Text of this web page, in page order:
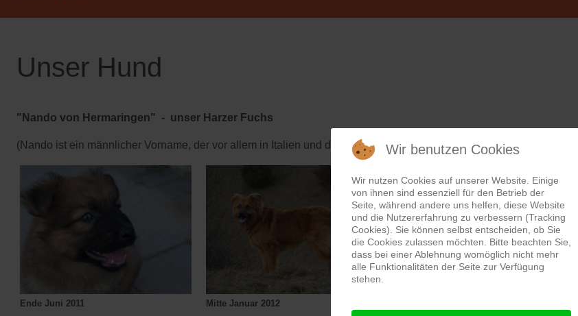
Unser Hund
"Nando von Hermaringen" - unser Harzer Fuchs
(Nando ist ein männlicher Vorname, der vor allem in Italien und der Schweiz verbreitet ist)
Ende Juni 2011 Mitte Januar 2012
Wir benutzen Cookies
Wir nutzen Cookies auf unserer Website. Einige
von ihnen sind essenziell für den Betrieb der
Seite, während andere uns helfen, diese Website
und die Nutzererfahrung zu verbessern (Tracking
Cookies). Sie können selbst entscheiden, ob Sie
die Cookies zulassen möchten. Bitte beachten Sie,
dass bei einer Ablehnung womöglich nicht mehr
alle Funktionalitäten der Seite zur Verfügung
stehen.